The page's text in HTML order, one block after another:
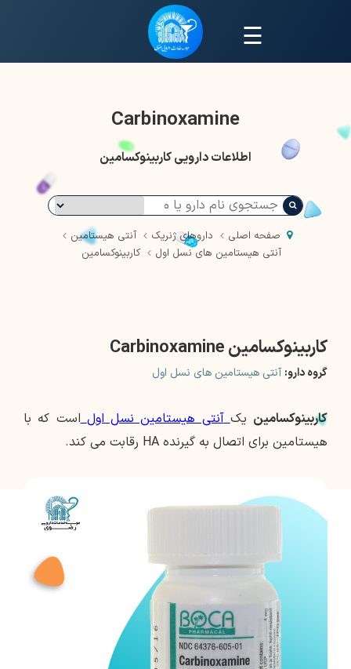
☰
Carbinoxamine
اطلاعات دارویی کاربینوکسامین
صفحه اصلی داروهای ژنریک
آنتی هیستامین
آنتی هیستامین های نسل اول
کاربینوکسامین
کاربینوکسامین Carbinoxamine
گروه دارو: آنتی هیستامین های نسل اول
کاربینوکسامین یک آنتی هیستامین نسل اول است که با
هیستامین برای اتصال به گیرنده HA رقابت می کند.